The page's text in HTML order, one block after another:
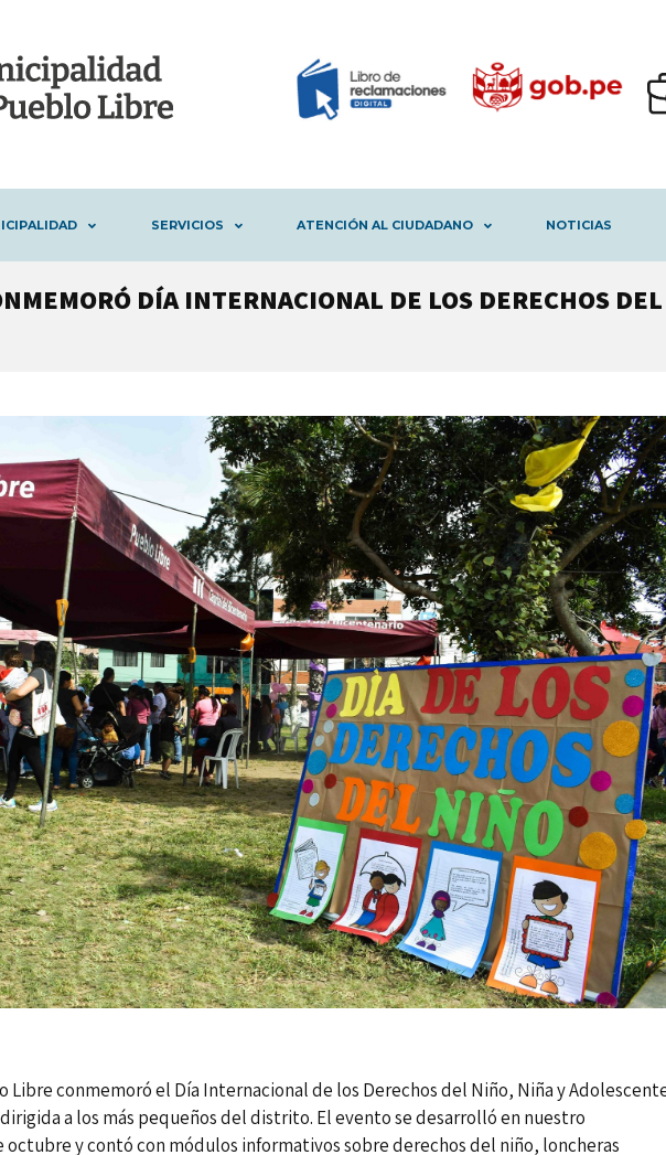
SERVICIOS ATENCIÓN AL CIUDADANO NOTICIAS
DÍA INTERNACIONAL DE LOS DERECHOS
Libre conmemoró el Día Internacional de los Derechos del Niño, Niña y
a los más pequeños del distrito. El evento se desarrolló en nuestro
y contó con módulos informativos sobre derechos del niño, loncheras